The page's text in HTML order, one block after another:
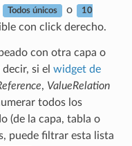
Todos únicos o 10
con click derecho.
con otra capa o
si el widget de
, ValueRelation
todos los
(de la capa, tabla o
puede filtrar esta lista